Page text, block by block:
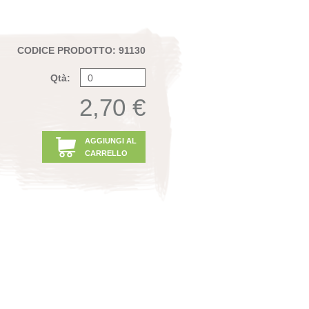
CODICE PRODOTTO: 91130
Qtà:
2,70 €
AGGIUNGI AL
CARRELLO